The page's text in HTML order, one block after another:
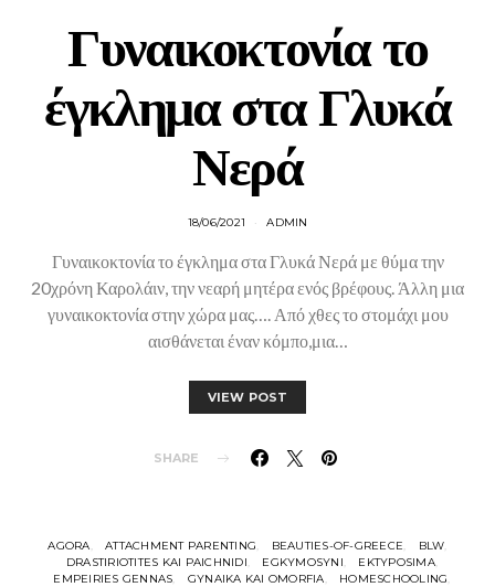
Γυναικοκτονία το
έγκλημα στα Γλυκά
Νερά
18/06/2021 ADMIN
Γυναικοκτονία το έγκλημα στα Γλυκά Νερά με θύμα την
20χρόνη Καρολάιν, την νεαρή μητέρα ενός βρέφους. Άλλη μια
γυναικοκτονία στην χώρα μας…. Από χθες το στομάχι μου
αισθάνεται έναν κόμπο,μια…
VIEW POST
SHARE
AGORA ATTACHMENT PARENTING BEAUTIES-OF-GREECE
BLW
DRASTIRIOTITES KAI PAICHNIDI
EGKYMOSYNI
EKTYPOSIMA
EMPEIRIES GENNAS
GYNAIKA KAI OMORFIA
HOMESCHOOLING